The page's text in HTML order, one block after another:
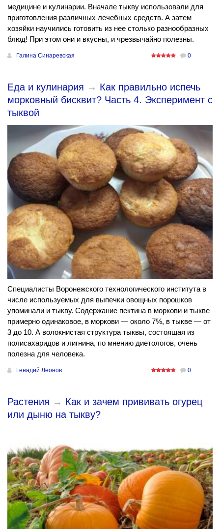
медицине и кулинарии. Вначале тыкву использовали для
приготовления различных лечебных средств. А затем
хозяйки научились готовить из нее столько разнообразных
блюд! При этом они и вкусны, и чрезвычайно полезны.
Галина Синаревская 0
Еда и кулинария → Как правильно испечь
морковный бисквит? Часть 4. Эксперимент с
тыквой
Специалисты Воронежского технологического института в
числе используемых для выпечки овощных порошков
упоминали и тыкву. Содержание пектина в моркови и тыкве
примерно одинаковое, в моркови — около 7%, в тыкве — от
3 до 10. А волокнистая структура тыквы, состоящая из
полисахаридов и лигнина, по мнению диетологов, очень
полезна для человека.
Генадий Леонов 0
Растения → Как и зачем прививать огурец
или дыню на тыкву?